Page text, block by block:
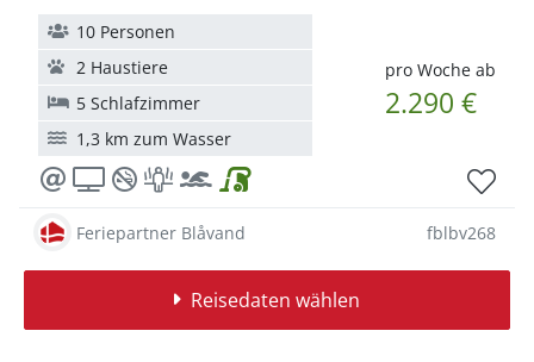
pro Woche ab
2.290 €
10 Personen
2 Haustiere
5 Schlafzimmer
1,3 km zum Wasser
Feriepartner Blåvand fblbv268
Reisedaten wählen